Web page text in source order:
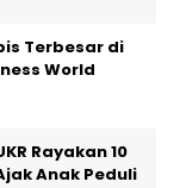
Terbesar di
World
Rayakan 10
Anak Peduli